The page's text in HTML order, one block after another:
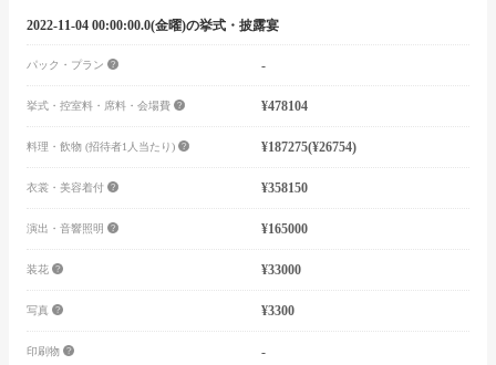
2022-11-04 00:00:00.0(金曜)の挙式・披露宴
パック・プラン -
挙式・控室料・席料・会場費 ¥478104
料理・飲物 (招待者1人当たり) ¥187275(¥26754)
衣裳・美容着付 ¥358150
演出・音響照明 ¥165000
装花 ¥33000
写真 ¥3300
印刷物 -